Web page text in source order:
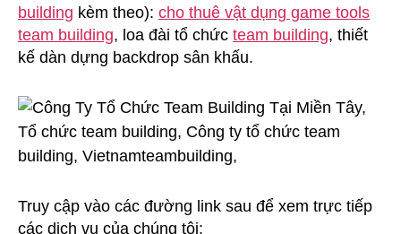
building kèm theo): cho thuê vật dụng game tools
team building, loa đài tổ chức team building, thiết
kế dàn dựng backdrop sân khấu.
Truy cập vào các đường link sau để xem trực tiếp
các dịch vụ của chúng tôi: